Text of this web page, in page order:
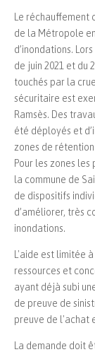
Le réchauffement
de la Métropole
d’inondations.
de juin 2021 et du
touchés par la
sécuritaire est
Ramsès. Des
été déployés et
zones de
Pour les zones
la commune de
de dispositifs
d’améliorer, très
inondations.
L'aide est limitée
ressources et
ayant déjà subi
de preuve de
preuve de l'achat
La demande doit